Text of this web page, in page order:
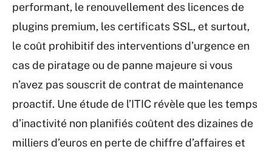
performant, le renouvellement des licences de
plugins premium, les certificats SSL, et surtout,
le coût prohibitif des interventions d’urgence en
cas de piratage ou de panne majeure si vous
n’avez pas souscrit de contrat de maintenance
proactif. Une étude de l’ITIC révèle que les temps
d’inactivité non planifiés coûtent des dizaines de
milliers d’euros en perte de chiffre d’affaires et